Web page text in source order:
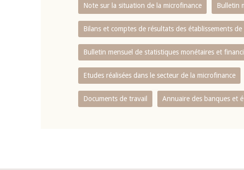
Note sur la situation de la microfinance Bulletin
Bilans et comptes de résultats des établissements de
Bulletin mensuel de statistiques monétaires et
Etudes réalisées dans le secteur de la microfinance
Documents de travail Annuaire des banques et